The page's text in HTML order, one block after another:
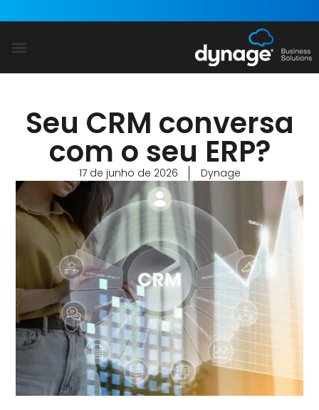
Seu CRM conversa
com o seu ERP?
17 de junho de 2026 Dynage